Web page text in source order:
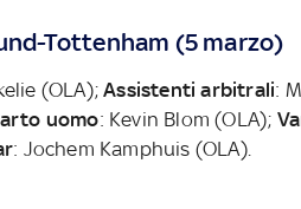
Tottenham (5 marzo)
(OLA);Assistenti arbitrali:
uomo: Kevin Blom (OLA);
: Jochem Kamphuis (OLA).